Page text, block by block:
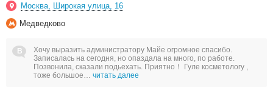
Москва, Широкая улица, 16
Медведково
Хочу выразить администратору Майе огромное спасибо.
Записалась на сегодня, но опаздала на много, по работе.
Позвонила, сказали подьехать. Приятно！ Гуле косметологу ,
тоже большое… читать далее